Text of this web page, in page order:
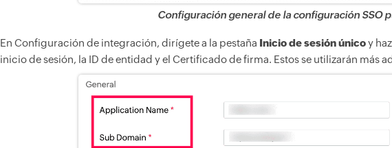
Configuración general de la configuración SSO
En Configuración de integración, dirígete a la pestaña Inicio de sesión únicoy
inicio de sesión, la ID de entidad y el Certificado de firma. Estos se utilizarán